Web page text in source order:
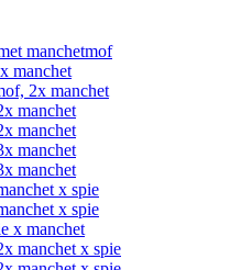
manchetmof
manchet
2x manchet
manchet
manchet
manchet
manchet
x spie
x spie
x manchet
manchet x spie